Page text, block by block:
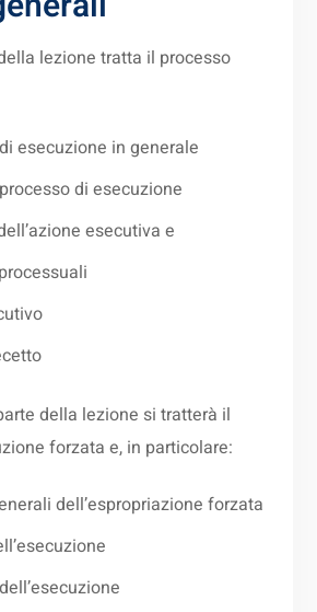
lezione tratta il processo
esecuzione in generale
di esecuzione
esecutiva e
della lezione si tratterà il
forzata e, in particolare:
dell’espropriazione forzata